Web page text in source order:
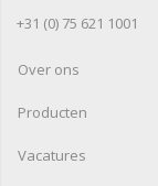
+31 (0) 75 621 1001
Over ons
Producten
Vacatures